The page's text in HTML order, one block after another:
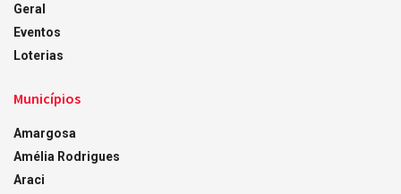
Geral
Eventos
Loterias
Municípios
Amargosa
Amélia Rodrigues
Araci